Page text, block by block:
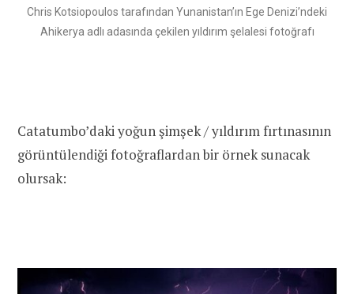
Chris Kotsiopoulos tarafından Yunanistan’ın Ege Denizi’ndeki
Ahikerya adlı adasında çekilen yıldırım şelalesi fotoğrafı
Catatumbo’daki yoğun şimşek / yıldırım fırtınasının
görüntülendiği fotoğraflardan bir örnek sunacak
olursak: